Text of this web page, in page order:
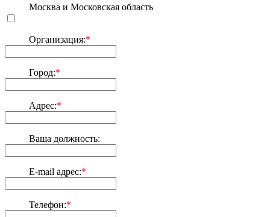
Москва и Московская область
Организация:*
Город:*
Адрес:*
Ваша должность:
E-mail адрес:*
Телефон:*